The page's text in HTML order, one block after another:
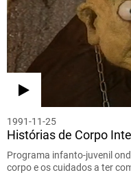
1991-11-25
Histórias de Corpo
Programa infanto-juvenil
corpo e os cuidados a ter